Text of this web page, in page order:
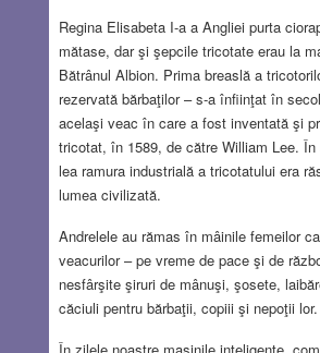
Regina Elisabeta I-a a Angliei purta
mătase, dar şi şepcile tricotate erau la
Bătrânul Albion. Prima breaslă a
rezervată bărbaţilor – s-a înfiinţat în
acelaşi veac în care a fost inventată şi
tricotat, în 1589, de către William Lee.
lea ramura industrială a tricotatului era
lumea civilizată.
Andrelele au rămas în mâinile femeilor
veacurilor – pe vreme de pace şi de
nesfârşite şiruri de mânuşi, şosete,
căciuli pentru bărbaţii, copiii şi nepoţii lor.